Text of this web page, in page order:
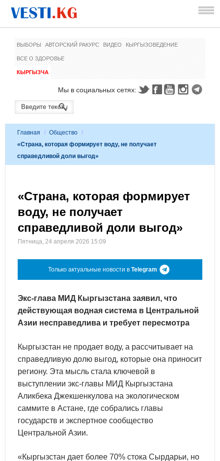
ВЫБОРЫ АВТОРСКИЙ РАКУРС ВИДЕО КЫРГЫЗОВЕДЕНИЕ
ВСЕ О ЗДОРОВЬЕ
КЫРГЫЗЧА
Мы в социальных сетях:
Главная / Общество /
«Страна, которая формирует воду, не получает
справедливой доли выгод»
«Страна, которая формирует
воду, не получает
справедливой доли выгод»
Пятница, 24 апреля 2026 15:09
Только актуальные новости в Telegram
Экс-глава МИД Кыргызстана заявил, что
действующая водная система в Центральной
Азии несправедлива и требует пересмотра
Кыргызстан не продает воду, а рассчитывает на
справедливую долю выгод, которые она приносит
региону. Эта мысль стала ключевой в
выступлении экс-главы МИД Кыргызстана
Аликбека Джекшенкулова на экологическом
саммите в Астане, где собрались главы
государств и экспертное сообщество
Центральной Азии.
«Кыргызстан дает более 70% стока Сырдарьи, но